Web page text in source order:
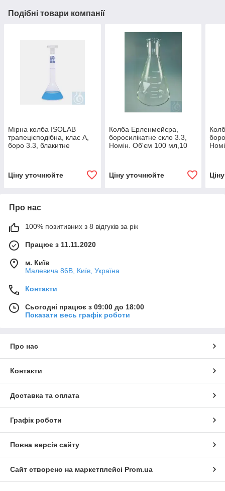
Подібні товари компанії
Мірна колба ISOLAB
трапецієподібна, клас А,
боро 3.3, блакитне
Ціну уточнюйте
Колба Ерленмейєра,
боросилікатне скло 3.3,
Номін. Об'єм 100 мл,10
Ціну уточнюйте
Про нас
100% позитивних з 8 відгуків за рік
Працює з 11.11.2020
м. Київ
Малевича 86В, Київ, Україна
Контакти
Сьогодні працює з 09:00 до 18:00
Показати весь графік роботи
Про нас
Контакти
Доставка та оплата
Графік роботи
Повна версія сайту
Сайт створено на маркетплейсі Prom.ua